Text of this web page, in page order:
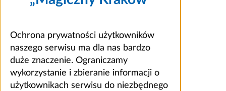
Ochrona prywatności użytkowników
naszego serwisu ma dla nas bardzo
duże znaczenie. Ograniczamy
wykorzystanie i zbieranie informacji o
użytkownikach serwisu do niezbędnego